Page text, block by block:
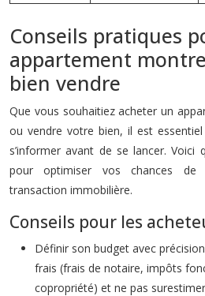
Conseils pratiques
appartement
bien vendre
Que vous souhaitiez acheter un
ou vendre votre bien, il est
s’informer avant de se lancer. Voici
pour optimiser vos chances de
transaction immobilière.
Conseils pour les
Définir son budget avec
frais (frais de notaire, impôts
copropriété) et ne pas